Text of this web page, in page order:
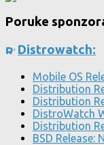
Poruke
Distrowatch:
Mobile OS
Distribution
Distribution
DistroWatch
Distribution
BSD Release: